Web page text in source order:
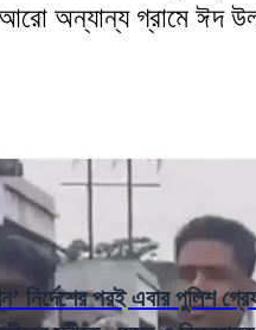
আরো অন্যান্য গ্রামে ঈদ
এবার পুলিশ গ্রেফতার করেছে